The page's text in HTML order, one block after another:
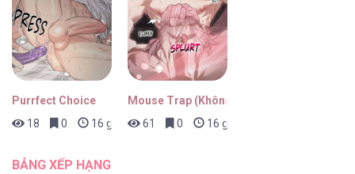
Purrfect Choice
18
0 16 giờ trước
Mouse Trap (Không Che)
61
0 16 giờ trước
BẢNG XẾP HẠNG